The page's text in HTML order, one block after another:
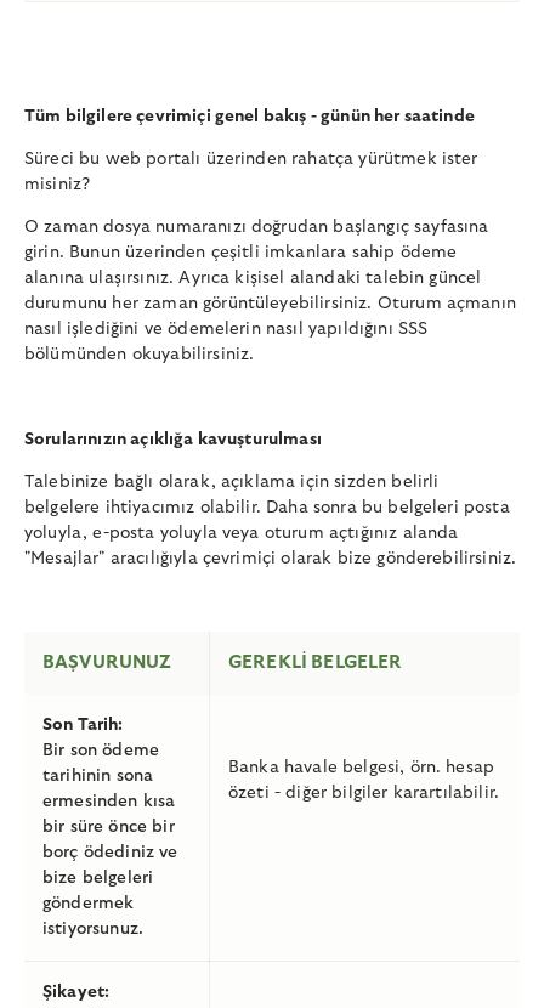
Tüm bilgilere çevrimiçi genel bakış - günün her saatinde
Süreci bu web portalı üzerinden rahatça yürütmek ister
misiniz?
O zaman dosya numaranızı doğrudan başlangıç sayfasına
girin. Bunun üzerinden çeşitli imkanlara sahip ödeme
alanına ulaşırsınız. Ayrıca kişisel alandaki talebin güncel
durumunu her zaman görüntüleyebilirsiniz. Oturum açmanın
nasıl işlediğini ve ödemelerin nasıl yapıldığını SSS
bölümünden okuyabilirsiniz.
Sorularınızın açıklığa kavuşturulması
Talebinize bağlı olarak, açıklama için sizden belirli
belgelere ihtiyacımız olabilir. Daha sonra bu belgeleri posta
yoluyla, e-posta yoluyla veya oturum açtığınız alanda
"Mesajlar" aracılığıyla çevrimiçi olarak bize gönderebilirsiniz.
BAŞVURUNUZ GEREKLI BELGELER
Son Tarih:
Bir son ödeme
tarihinin sona
ermesinden kısa
bir süre önce bir
borç ödediniz ve
bize belgeleri
göndermek
istiyorsunuz.
Banka havale belgesi, örn. hesap
özeti - diğer bilgiler karartılabilir.
Şikayet: